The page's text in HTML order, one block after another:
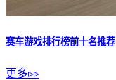
赛车游戏排行榜前十名推荐
更多▹▹